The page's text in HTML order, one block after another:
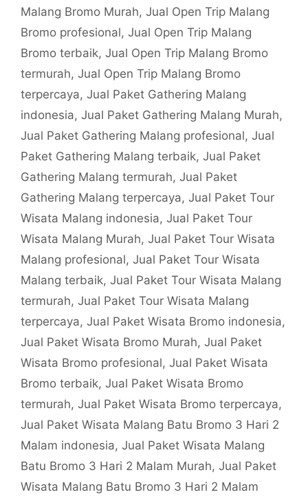
Malang Bromo Murah, Jual Open Trip Malang
Bromo profesional, Jual Open Trip Malang
Bromo terbaik, Jual Open Trip Malang Bromo
termurah, Jual Open Trip Malang Bromo
terpercaya, Jual Paket Gathering Malang
indonesia, Jual Paket Gathering Malang Murah,
Jual Paket Gathering Malang profesional, Jual
Paket Gathering Malang terbaik, Jual Paket
Gathering Malang termurah, Jual Paket
Gathering Malang terpercaya, Jual Paket Tour
Wisata Malang indonesia, Jual Paket Tour
Wisata Malang Murah, Jual Paket Tour Wisata
Malang profesional, Jual Paket Tour Wisata
Malang terbaik, Jual Paket Tour Wisata Malang
termurah, Jual Paket Tour Wisata Malang
terpercaya, Jual Paket Wisata Bromo indonesia,
Jual Paket Wisata Bromo Murah, Jual Paket
Wisata Bromo profesional, Jual Paket Wisata
Bromo terbaik, Jual Paket Wisata Bromo
termurah, Jual Paket Wisata Bromo terpercaya,
Jual Paket Wisata Malang Batu Bromo 3 Hari 2
Malam indonesia, Jual Paket Wisata Malang
Batu Bromo 3 Hari 2 Malam Murah, Jual Paket
Wisata Malang Batu Bromo 3 Hari 2 Malam